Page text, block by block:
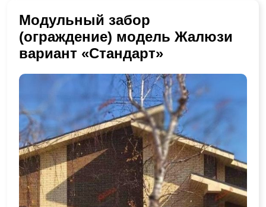
Модульный забор
(ограждение) модель Жалюзи
вариант «Стандарт»